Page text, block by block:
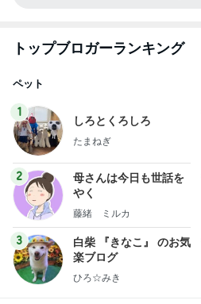
トップブロガーランキング
ペット
1
しろとくろしろ
たまねぎ
2
母さんは今日も世話を
やく
藤緒 ミルカ
3
白柴 『きなこ』 のお気
楽ブログ
ひろ☆みき